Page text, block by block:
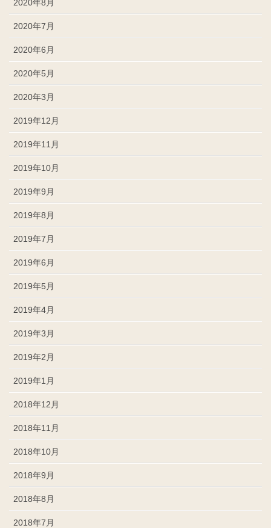
2020年8月
2020年7月
2020年6月
2020年5月
2020年3月
2019年12月
2019年11月
2019年10月
2019年9月
2019年8月
2019年7月
2019年6月
2019年5月
2019年4月
2019年3月
2019年2月
2019年1月
2018年12月
2018年11月
2018年10月
2018年9月
2018年8月
2018年7月